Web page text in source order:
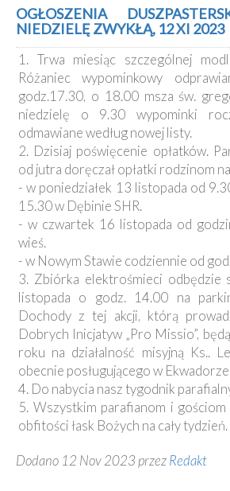
Kancelaria
Galeria
Dekanat
Nowy
Staw
Kolegiacka
Duszpasterze
Polecane
strony
Ochrona
OGŁOSZENIA
NIEDZIELĘ ZWYKŁĄ, 12 XI 2023
1. Trwa miesiąc szczególnej
Różaniec wypominkowy
godz.17.30, o 18.00 msza św.
niedzielę o 9.30 wypominki
odmawiane według nowej listy.
2. Dzisiaj poświęcenie opłatków.
od jutra doręczał opłatki rodzinom
- w poniedziałek 13 listopada od
15.30 w Dębinie SHR.
- w czwartek 16 listopada od
wieś.
- w Nowym Stawie codziennie od
3. Zbiórka elektrośmieci odbędzie
listopada o godz. 14.00 na
Dochody z tej akcji, którą
Dobrych Inicjatyw „Pro Missio”,
roku na działalność misyjną Ks..
obecnie posługującego w
4. Do nabycia nasz tygodnik
5. Wszystkim parafianom i
obfitości łask Bożych na cały tydzień.
Dodano 12 Nov 2023 przezRedakt